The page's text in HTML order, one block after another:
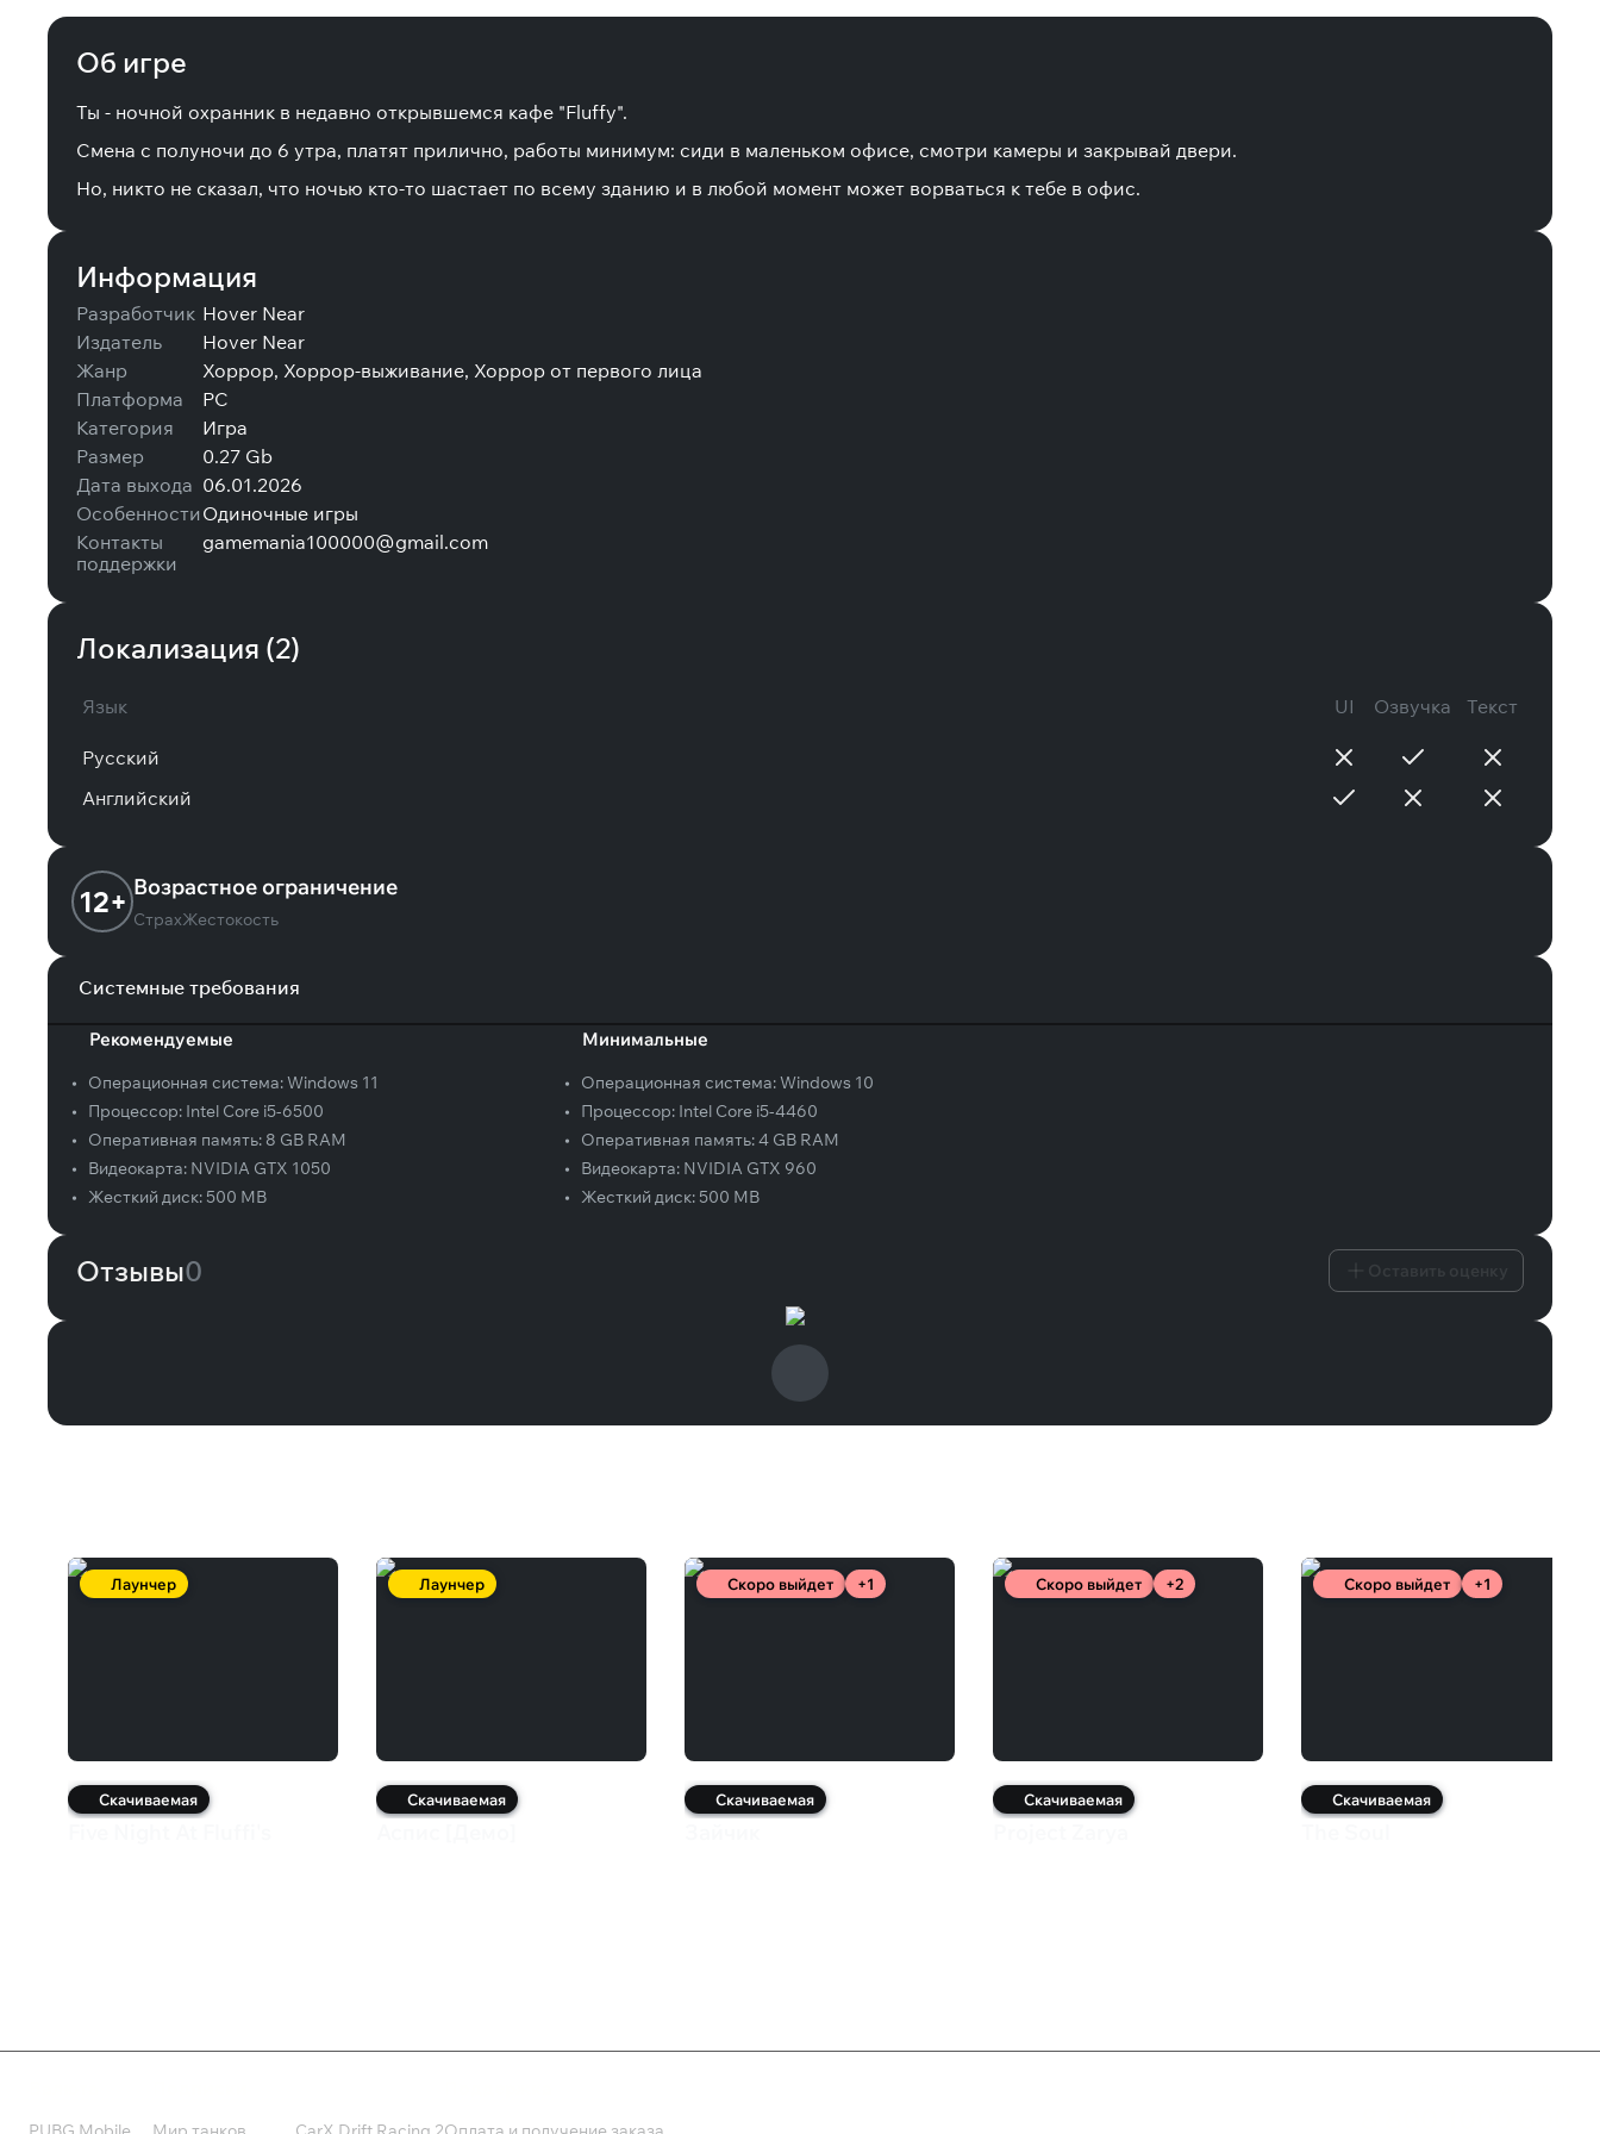
Об игре
Ты - ночной охранник в недавно открывшемся кафе "Fluffy".
Смена с полуночи до 6 утра, платят прилично, работы минимум: сиди в маленьком офисе, смотри камеры и закрывай двери.
Но, никто не сказал, что ночью кто-то шастает по всему зданию и в любой момент может ворваться к тебе в офис.
Информация
Разработчик Hover Near
Издатель
Hover Near
Жанр
Хоррор, Хоррор-выживание, Хоррор от первого лица
Платформа
PC
Категория
Игра
Размер
0.27 Gb
Дата выхода 06.01.2026
Особенности Одиночные игры
Контакты
поддержки
gamemania100000@gmail.com
Локализация (2)
Язык UI Озвучка Текст
Русский
Английский
12+ Возрастное ограничение
СтрахЖестокость
Системные требования
Рекомендуемые
• Операционная система:Windows 11
•
Процессор: Intel Core i5-6500
•
Оперативная память: 8 GB RAM
•
Видеокарта: NVIDIA GTX 1050
•
Жесткий диск: 500 MB
Минимальные
• Операционная система:Windows 10
•
Процессор: Intel Core i5-4460
•
Оперативная память:4 GB RAM
•
Видеокарта: NVIDIA GTX 960
•
Жесткий диск: 500 MB
Отзывы0
Лаунчер
Скачиваемая
Лаунчер
Скачиваемая
Скоро выйдет +1
Скачиваемая
Скоро выйдет +2
Скачиваемая
Скоро выйдет +1
Скачиваемая